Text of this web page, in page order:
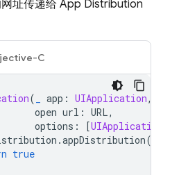
址传递给 App Distribution
C
( app : UIApplication,
open url : URL,
options : [UIApplication
.appDistribution().
true